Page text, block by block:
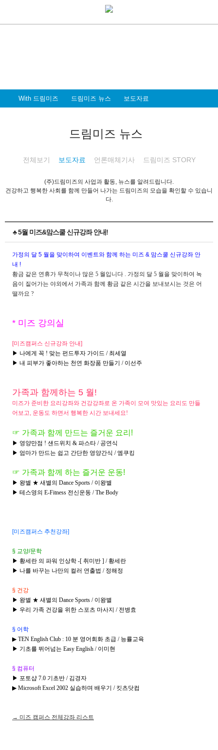
With 드림미즈 드림미즈 뉴스 보도자료
드림미즈 뉴스
전체보기 보도자료 언론매체기사 드림미즈 STORY
(주)드림미즈의 사업과 활동, 뉴스를 알려드립니다.
건강하고 행복한 사회를 함께 만들어 나가는 드림미즈의 모습을 확인할 수 있습니
다.
♣ 5월 미즈&맘스쿨 신규강좌 안내!
가정의 달 5 월을 맞이하여 이벤트와 함께 하는 미즈 & 맘스쿨 신규강좌 안
내 !
황금 같은 연휴가 무척이나 많은 5 월입니다 . 가정의 달 5 월을 맞이하여 녹
음이 짙어가는 야외에서 가족과 함께 황금 같은 시간을 보내보시는 것은 어
떨까요 ?
* 미즈 강의실
[미즈캠퍼스 신규강좌 안내]
▶ 나에게 꼭 ! 맞는 펀드투자 가이드 / 최세열
▶ 내 피부가 좋아하는 천연 화장품 만들기 / 이선주
가족과 함께하는 5 월!
미즈가 준비한 요리강좌와 건강강좌로 온 가족이 모여 맛있는 요리도 만들
어보고, 운동도 하면서 행복한 시간 보내세요!
☞ 가족과 함께 만드는 즐거운 요리!
▶ 영양만점 ! 샌드위치 & 파스타 / 공연식
▶ 엄마가 만드는 쉽고 간단한 영양간식 / 엠쿠킹
☞ 가족과 함께 하는 즐거운 운동!
▶ 왕별 ★ 새별의 Dance Sports / 이왕별
▶ 테스영의 E-Fitness 전신운동 / The Body
[미즈캠퍼스 추천강좌]
§ 교양/문학
▶ 황세란 의 파워 인상학 -[ 취미반 ] / 황세란
▶ 나를 바꾸는 나만의 컬러 연출법 / 정해정
§ 건강
▶ 왕별 ★ 새별의 Dance Sports / 이왕별
▶ 우리 가족 건강을 위한 스포츠 마사지 / 전병효
§ 어학
▶ TEN English Club : 10 분 영어회화 초급 / 능률교육
▶ 기초를 뛰어넘는 Easy English / 이미현
§ 컴퓨터
▶ 포토샵 7.0 기초반 / 김경자
▶ Microsoft Excel 2002 실습하며 배우기 / 킷츠닷컴
→ 미즈 캠퍼스 전체강좌 리스트